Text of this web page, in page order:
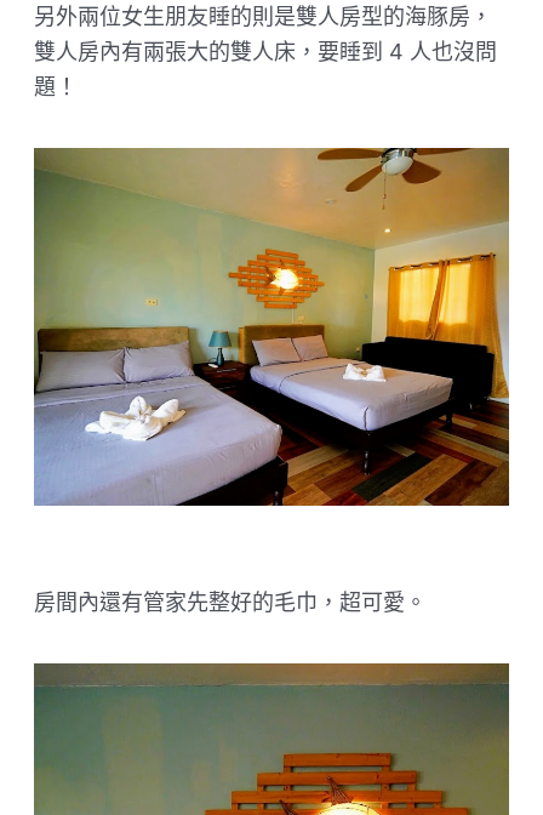
另外兩位女生朋友睡的則是雙人房型的海豚房，
雙人房內有兩張大的雙人床，要睡到 4 人也沒問
題！
房間內還有管家先整好的毛巾，超可愛。